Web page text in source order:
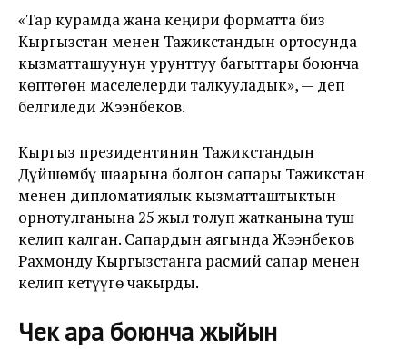
«Тар курамда жана кеңири форматта биз
Кыргызстан менен Тажикстандын ортосунда
кызматташуунун урунттуу багыттары боюнча
көптөгөн маселелерди талкууладык», — деп
белгиледи Жээнбеков.
Кыргыз президентинин Тажикстандын
Дүйшөмбү шаарына болгон сапары Тажикстан
менен дипломатиялык кызматташтыктын
орнотулганына 25 жыл толуп жатканына туш
келип калган. Сапардын аягында Жээнбеков
Рахмонду Кыргызстанга расмий сапар менен
келип кетүүгө чакырды.
Чек ара боюнча жыйын